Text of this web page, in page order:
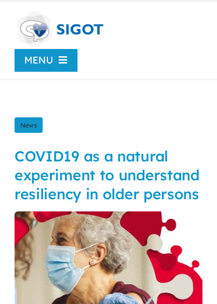
content
MENU
News
Congressi
Centro Studi
SIGOT Young
Nursing
Contatti
News
COVID19 as a natural
experiment to understand
resiliency in older persons